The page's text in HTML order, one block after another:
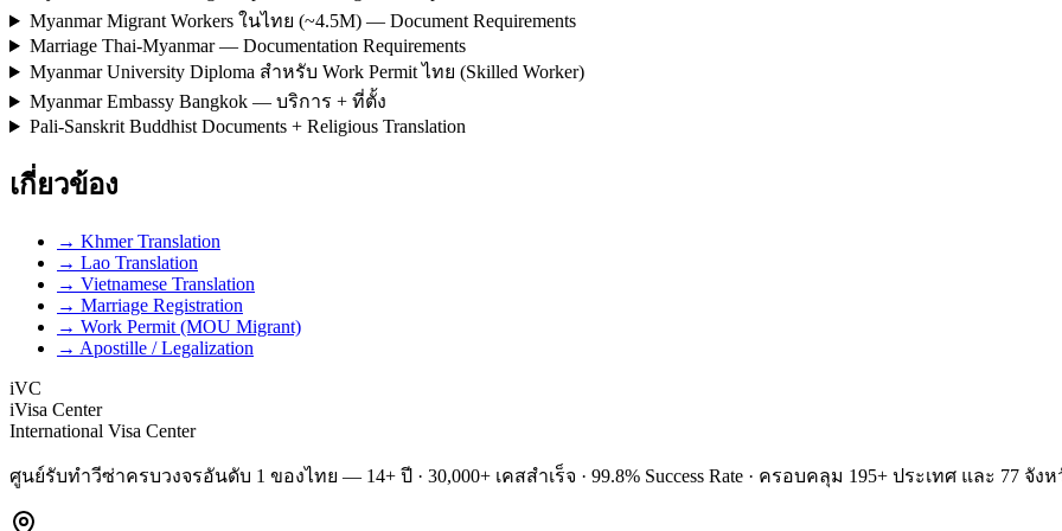
Myanmar Migrant Workers ในไทย (~4.5M) — Document Requirements
Marriage Thai-Myanmar — Documentation Requirements
Myanmar University Diploma สำหรับ Work Permit ไทย (Skilled Worker)
Myanmar Embassy Bangkok — บริการ + ที่ตั้ง
Pali-Sanskrit Buddhist Documents + Religious Translation
เกี่ยวข้อง
→ Khmer Translation
→ Lao Translation
→ Vietnamese Translation
→ Marriage Registration
→ Work Permit (MOU Migrant)
→ Apostille / Legalization
iVC
iVisa Center
International Visa Center
ศูนย์รับทำวีซ่าครบวงจรอันดับ 1 ของไทย — 14+ ปี · 30,000+ เคสสำเร็จ · 99.8% Success Rate · ครอบคลุม 195+ ประเทศ และ 77 จัง